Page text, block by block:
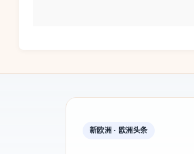
新欧洲 · 欧洲头条